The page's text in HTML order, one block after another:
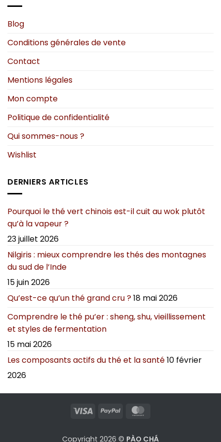
la
Blog
Conditions générales de vente
Contact
Mentions légales
Mon compte
Politique de confidentialité
Qui sommes-nous ?
Wishlist
DERNIERS ARTICLES
Pourquoi le thé vert chinois est-il cuit au wok plutôt
qu’à la vapeur ?
23 juillet 2026
Nilgiris : mieux comprendre les thés des montagnes
du sud de l’Inde
15 juin 2026
Qu’est-ce qu’un thé grand cru ?18 mai 2026
Comprendre le thé pu’er : sheng, shu, vieillissement
et styles de fermentation
15 mai 2026
Les composants actifs du thé et la santé10 février
2026
Visa PayPal
Copyright 2026 © PÀO CHÁ